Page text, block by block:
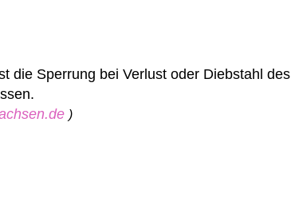
die Sperrung bei Verlust oder Diebstahl des
)